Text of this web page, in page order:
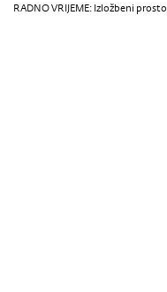
RADNO VRIJEME: Izložbeni